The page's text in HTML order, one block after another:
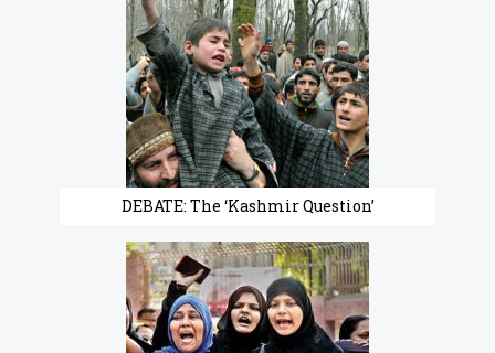
DEBATE: The ‘Kashmir Question’